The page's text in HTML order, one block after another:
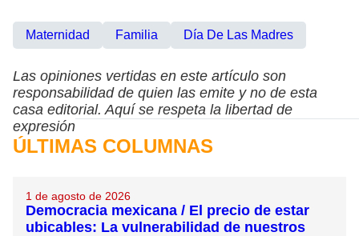
Maternidad Familia Día De Las Madres
Las opiniones vertidas en este artículo son
responsabilidad de quien las emite y no de esta
casa editorial. Aquí se respeta la libertad de
expresión
ÚLTIMAS COLUMNAS
1 de agosto de 2026
Democracia mexicana / El precio de estar
ubicables: La vulnerabilidad de nuestros